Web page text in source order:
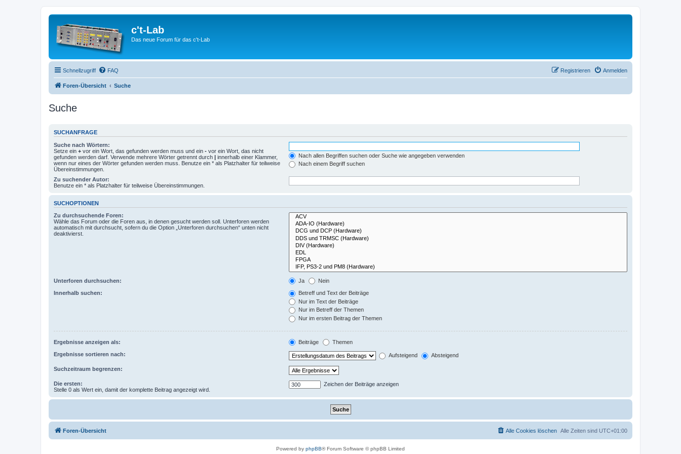
c't-Lab
Das neue Forum für das c't-Lab
Schnellzugriff FAQ Anmelden
Registrieren
Foren-Übersicht Suche
Suche
SUCHANFRAGE
Suche nach Wörtern:
Setze ein + vor ein Wort, das gefunden werden muss und ein - vor ein Wort, das nicht
gefunden werden darf. Verwende mehrere Wörter getrennt durch | innerhalb einer Klammer,
wenn nur eines der Wörter gefunden werden muss. Benutze ein * als Platzhalter für teilweise
Übereinstimmungen.
Nach allen Begriffen suchen oder Suche wie angegeben verwenden
Nach einem Begriff suchen
Zu suchender Autor:
Benutze ein * als Platzhalter für teilweise Übereinstimmungen.
SUCHOPTIONEN
Zu durchsuchende Foren:
Wähle das Forum oder die Foren aus, in denen gesucht werden soll. Unterforen werden
automatisch mit durchsucht, sofern du die Option „Unterforen durchsuchen“ unten nicht
deaktivierst.
Unterforen durchsuchen: Ja Nein
Innerhalb suchen:
Betreff und Text der Beiträge
Nur im Text der Beiträge
Nur im Betreff der Themen
Nur im ersten Beitrag der Themen
Ergebnisse anzeigen als: Beiträge Themen
Ergebnisse sortieren nach: Aufsteigend Absteigend
Suchzeitraum begrenzen:
Die ersten:
Stelle 0 als Wert ein, damit der komplette Beitrag angezeigt wird.
Zeichen der Beiträge anzeigen
Foren-Übersicht Alle Zeiten sind UTC+01:00
Alle Cookies löschen
Powered by phpBB® Forum Software © phpBB Limited